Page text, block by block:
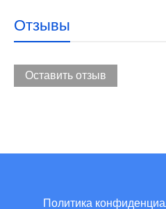
Отзывы
Оставить отзыв
Политика